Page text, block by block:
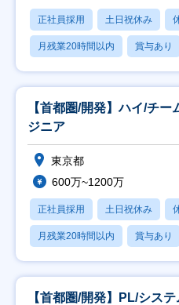
正社員採用 土日祝休み
月残業20時間以内 賞与あり
【首都圏/開発】ハイ/チ
ジニア
東京都
600万~1200万
正社員採用 土日祝休み
月残業20時間以内 賞与あり
【首都圏/開発】PL/シス